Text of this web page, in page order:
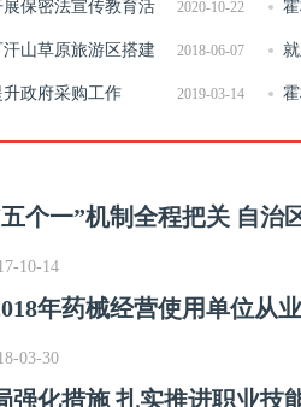
科
2020-10-22
保密法宣传教育活
保“
2018-06-07
山草原旅游区搭建
通
2019-03-14
政府采购工作
化
个一”机制全程把关 自治
10-14
年药械经营使用单位从
03-30
强化措施 扎实推进职业技